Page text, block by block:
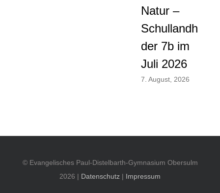
Natur –
Schullandheim
der 7b im
Juli 2026
7. August, 2026
© Evangelisches Paul-Distelbarth-Gymnasium Obersulm
2026 | Datenschutz | Impressum